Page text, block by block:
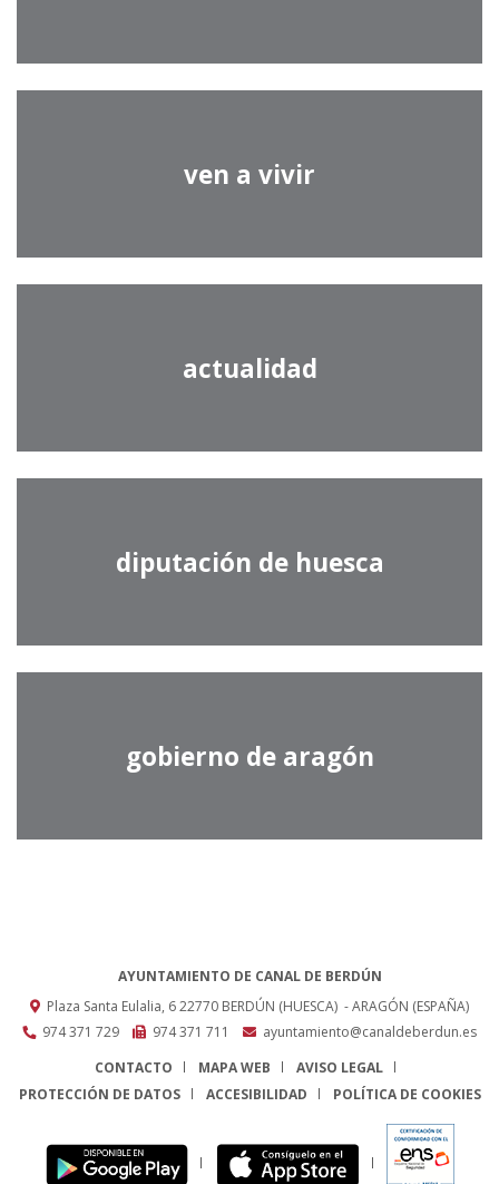
ven a vivir
actualidad
diputación de huesca
gobierno de aragón
AYUNTAMIENTO DE CANAL DE BERDÚN
Plaza Santa Eulalia, 622770 BERDÚN (HUESCA) - ARAGÓN (ESPAÑA)
974 371 729
974 371 711
ayuntamiento@canaldeberdun.es
CONTACTO
MAPA WEB
AVISO LEGAL
PROTECCIÓN DE DATOS
ACCESIBILIDAD POLÍTICA DE COOKIES